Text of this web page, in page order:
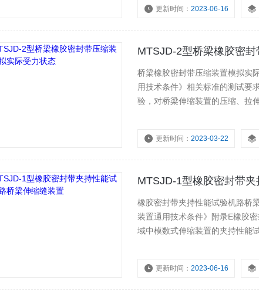
更新时间：2023-06-16
MTSJD-2型桥梁橡胶密
桥梁橡胶密封带压缩装置模拟实际受力状态概述： 本机依据 JT/
用技术条件》相关标准的测试要
验，对桥梁伸缩装置的压缩、拉
更新时间：2023-03-22
MTSJD-1型橡胶密封带
橡胶密封带夹持性能试验机路桥
装置通用技术条件》附录E橡胶
域中模数式伸缩装置的夹持性能
更新时间：2023-06-16